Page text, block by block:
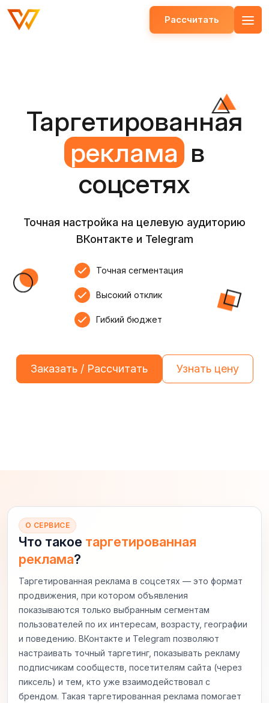
Рассчитать
Открыть меню
Таргетированная
реклама в
соцсетях
Точная настройка на целевую аудиторию
ВКонтакте и Telegram
Точная сегментация
Высокий отклик
Гибкий бюджет
Заказать / Рассчитать Узнать цену
О СЕРВИСЕ
Что такое таргетированная
реклама?
Таргетированная реклама в соцсетях — это формат
продвижения, при котором объявления
показываются только выбранным сегментам
пользователей по их интересам, возрасту, географии
и поведению. ВКонтакте и Telegram позволяют
настраивать точный таргетинг, показывать рекламу
подписчикам сообществ, посетителям сайта (через
пиксель) и тем, кто уже взаимодействовал с
брендом. Такая таргетированная реклама помогает